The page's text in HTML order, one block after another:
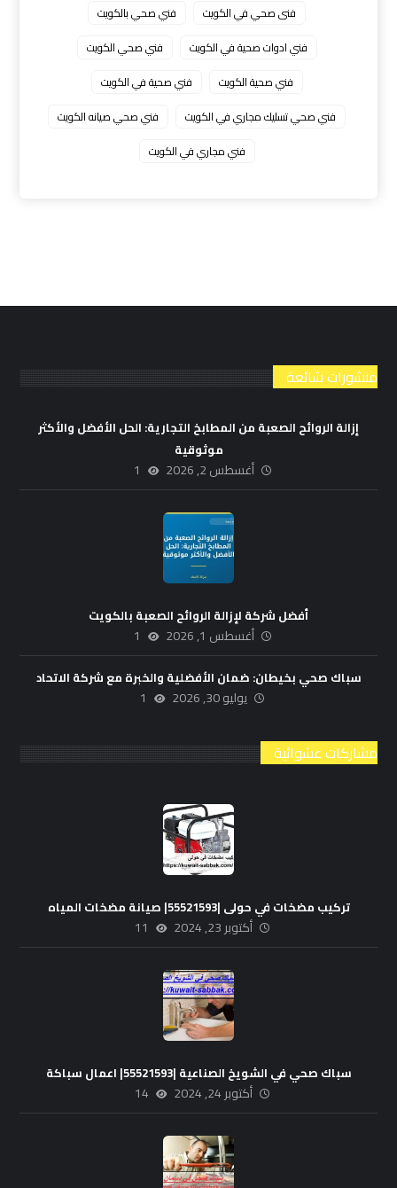
فنى صحي في الكويت
فني صحي بالكويت
فني ادوات صحية في الكويت
فني صحي الكويت
فني صحية الكويت
فني صحية في الكويت
فني صحي تسليك مجاري في الكويت
فني صحي صيانه الكويت
فني مجاري في الكويت
منشورات شائعة
إزالة الروائح الصعبة من المطابخ التجارية: الحل الأفضل والأكثر
موثوقية
أغسطس 2, 2026 1
أفضل شركة لإزالة الروائح الصعبة بالكويت
أغسطس 1, 2026 1
سباك صحي بخيطان: ضمان الأفضلية والخبرة مع شركة الاتحاد
يوليو 30, 2026 1
مشاركات عشوائية
تركيب مضخات في حولى |55521593| صيانة مضخات المياه
أكتوبر 23, 2024 11
سباك صحي في الشويخ الصناعية |55521593| اعمال سباكة
أكتوبر 24, 2024 14